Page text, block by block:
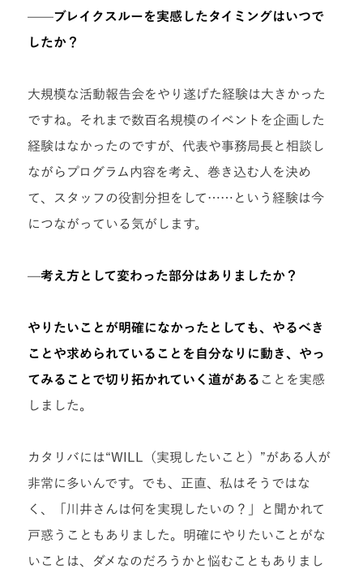
——ブレイクスルーを実感したタイミングはいつで
したか？
大規模な活動報告会をやり遂げた経験は大きかった
ですね。それまで数百名規模のイベントを企画した
経験はなかったのですが、代表や事務局長と相談し
ながらプログラム内容を考え、巻き込む人を決め
て、スタッフの役割分担をして……という経験は今
につながっている気がします。
—考え方として変わった部分はありましたか？
やりたいことが明確になかったとしても、やるべき
ことや求められていることを自分なりに動き、やっ
てみることで切り拓かれていく道がある ことを実感
しました。
カタリバには“WILL（実現したいこと）”がある人が
非常に多いんです。でも、正直、私はそうではな
く、「川井さんは何を実現したいの？」と聞かれて
戸惑うこともありました。明確にやりたいことがな
いことは、ダメなのだろうかと悩むこともありまし